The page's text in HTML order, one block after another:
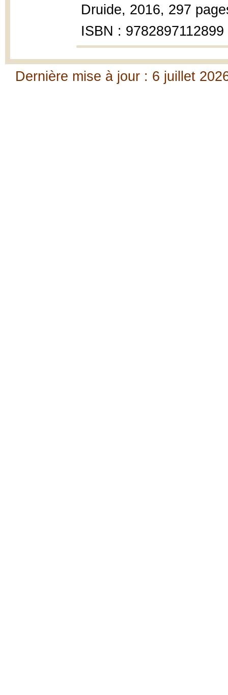
Druide, 2016, 297
ISBN : 9782897112899
Dernière mise à jour : 6 juillet